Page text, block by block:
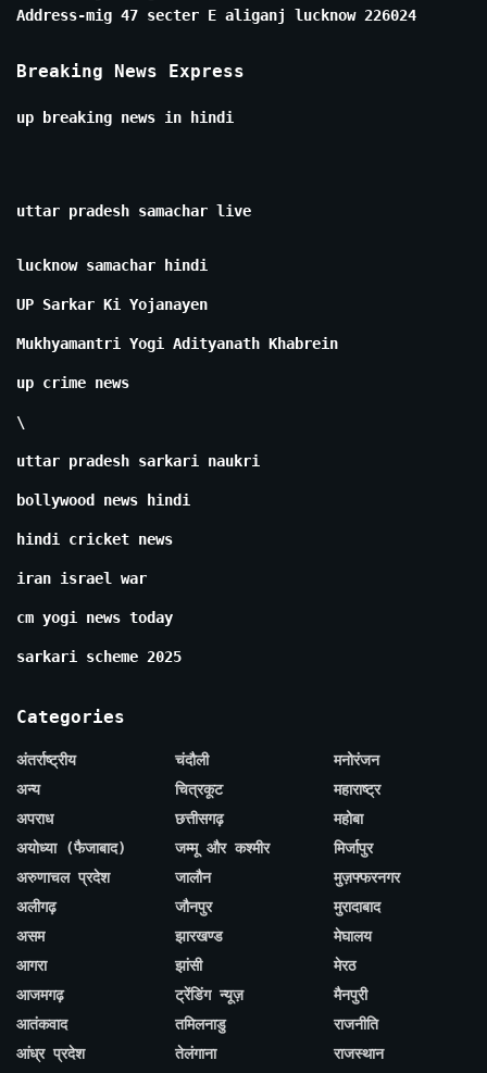
Address-mig 47 secter E aliganj lucknow 226024
Breaking News Express
up breaking news in hindi
uttar pradesh samachar live
lucknow samachar hindi
UP Sarkar Ki Yojanayen
Mukhyamantri Yogi Adityanath Khabrein
up crime news
\
uttar pradesh sarkari naukri
bollywood news hindi
hindi cricket news
iran israel war
cm yogi news today
sarkari scheme 2025
Categories
अंतर्राष्ट्रीय
अन्य
अपराध
अयोध्या (फैजाबाद)
अरुणाचल प्रदेश
अलीगढ़
असम
आगरा
आजमगढ़
आतंकवाद
आंध्र प्रदेश
चंदौली
चित्रकूट
छत्तीसगढ़
जम्मू और कश्मीर
जालौन
जौनपुर
झारखण्ड
झांसी
ट्रेंडिंग न्यूज़
तमिलनाडु
तेलंगाना
मनोरंजन
महाराष्ट्र
महोबा
मिर्जापुर
मुज़फ्फरनगर
मुरादाबाद
मेघालय
मेरठ
मैनपुरी
राजनीति
राजस्थान